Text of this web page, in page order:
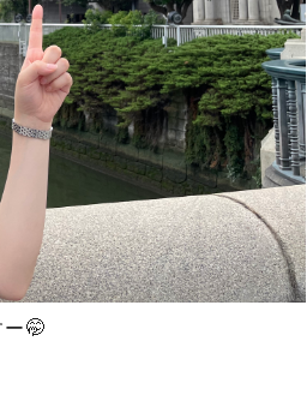
🤭